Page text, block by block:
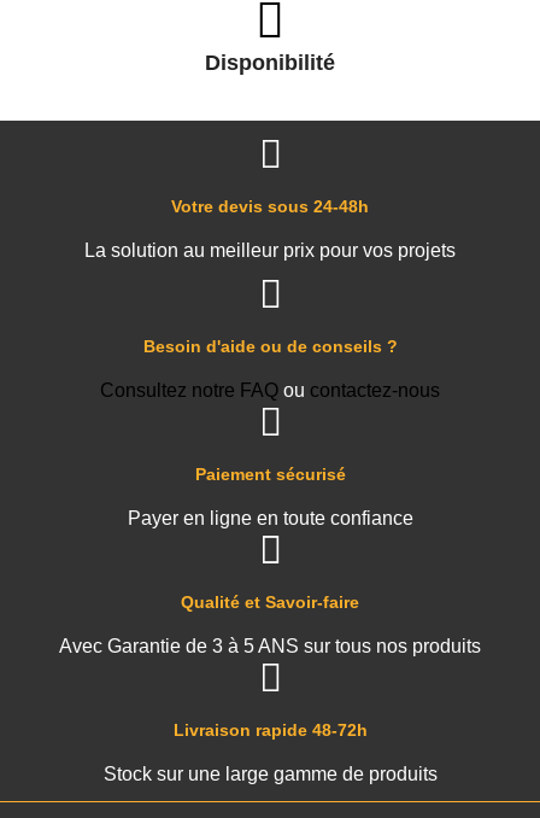
Disponibilité
Livraison rapide 48-72h
Stock sur une large gamme de produits
Qualité et Savoir-faire
Avec Garantie de 3 à 5 ANS sur tous nos produits
Paiement sécurisé
Payer en ligne en toute confiance
Besoin d'aide ou de conseils ?
Consultez notre FAQ ou contactez-nous
Votre devis sous 24-48h
La solution au meilleur prix pour vos projets